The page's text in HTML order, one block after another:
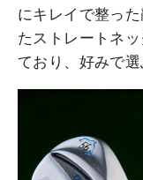
にキレイで整っ
たストレートネ
ており、好みで選